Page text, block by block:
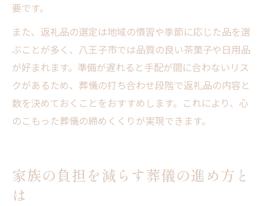
要です。
また、返礼品の選定は地域の慣習や季節に応じた品を選
ぶことが多く、八王子市では品質の良い茶菓子や日用品
が好まれます。準備が遅れると手配が間に合わないリス
クがあるため、葬儀の打ち合わせ段階で返礼品の内容と
数を決めておくことをおすすめします。これにより、心
のこもった葬儀の締めくくりが実現できます。
家族の負担を減らす葬儀の進め方と
は